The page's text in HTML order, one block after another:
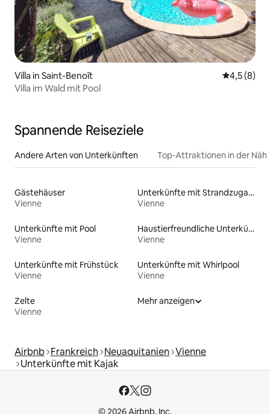
Villa in Saint-Benoît
4,5 (8)
Villa im Wald mit Pool
Spannende Reiseziele
Andere Arten von Unterkünften Top-Attraktionen in der
Gästehäuser
Vienne
Unterkünfte mit Strandzugang
Vienne
Unterkünfte mit Pool
Vienne
Haustierfreundliche Unterkünfte
Vienne
Unterkünfte mit Frühstück
Vienne
Unterkünfte mit Whirlpool
Vienne
Zelte
Vienne
Mehr anzeigen
Airbnb Frankreich Neuaquitanien Vienne
Unterkünfte mit Kajak
© 2026 Airbnb, Inc.